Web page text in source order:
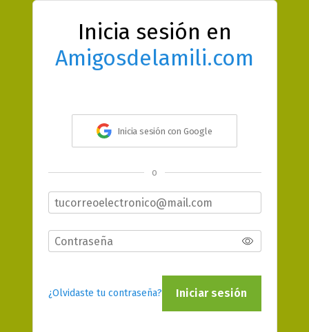
Inicia sesión en
Amigosdelamili.com
Inicia sesión con Google
o
¿Olvidaste tu contraseña? Iniciar sesión